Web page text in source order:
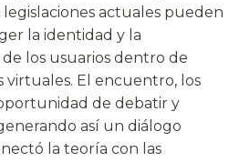
legislaciones actuales pueden
la identidad y la
los usuarios dentro de
virtuales. El encuentro, los
de debatir y
así un diálogo
la teoría con las